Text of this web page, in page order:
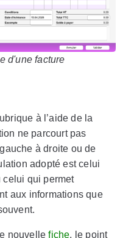
d'une facture
à l’aide de la
ne parcourt pas
à droite ou de
adopté est celui
celui qui permet
aux informations que
nouvellefiche, le point